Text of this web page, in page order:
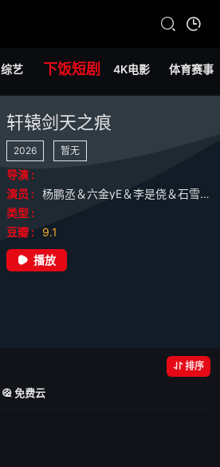
综艺 下饭短剧 4K电影 体育赛事
轩辕剑天之痕
2026 暂无
导演 :
演员 :
杨鹏丞＆六金yE＆李是侥＆石雪婧＆觅七
类型 :
豆瓣 :
9.1
播放
排序
免费云